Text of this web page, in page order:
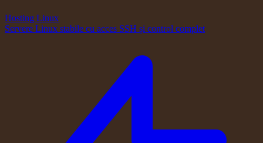
Hosting Linux
Servere Linux stabile cu acces SSH și control complet